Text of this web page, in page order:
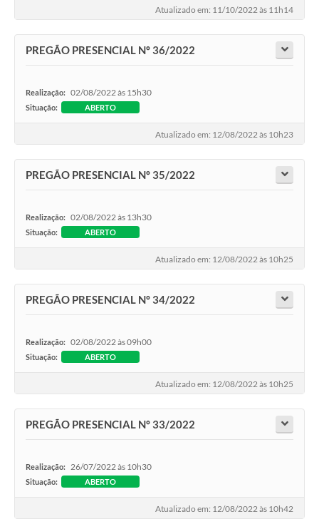
Atualizado em: 11/10/2022 às 11h14
PREGÃO PRESENCIAL Nº 36/2022
Realização: 02/08/2022 às 15h30
Situação: ABERTO
Atualizado em: 12/08/2022 às 10h23
PREGÃO PRESENCIAL Nº 35/2022
Realização: 02/08/2022 às 13h30
Situação: ABERTO
Atualizado em: 12/08/2022 às 10h25
PREGÃO PRESENCIAL Nº 34/2022
Realização: 02/08/2022 às 09h00
Situação: ABERTO
Atualizado em: 12/08/2022 às 10h25
PREGÃO PRESENCIAL Nº 33/2022
Realização: 26/07/2022 às 10h30
Situação: ABERTO
Atualizado em: 12/08/2022 às 10h42